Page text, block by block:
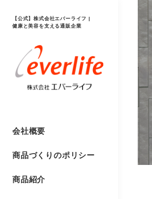
【公式】株式会社エバーライフ |
健康と美容を支える通販企業
会社概要
商品づくりのポリシー
商品紹介